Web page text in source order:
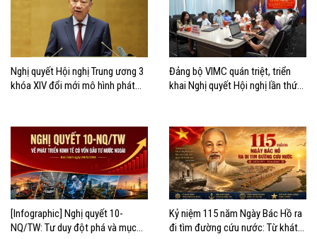
Nghị quyết Hội nghị Trung ương 3
khóa XIV đổi mới mô hình phát
Đảng bộ VIMC quán triệt, triển
khai Nghị quyết Hội nghị lần thứ
[Infographic] Nghị quyết 10-
NQ/TW: Tư duy đột phá và mục
Kỷ niệm 115 năm Ngày Bác Hồ ra
đi tìm đường cứu nước: Từ khát